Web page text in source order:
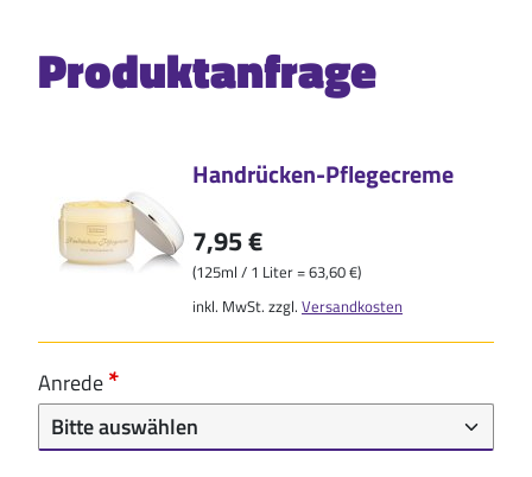
Produktanfrage
Handrücken-Pflegecreme
7,95 €
(125ml / 1 Liter = 63,60 €)
inkl. MwSt. zzgl. Versandkosten
Anrede